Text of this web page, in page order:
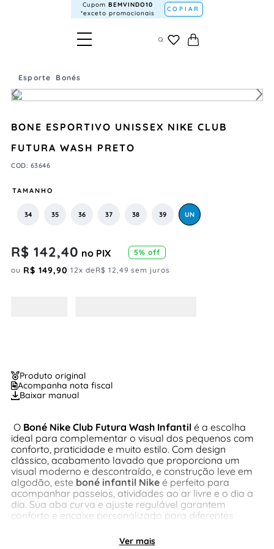
Cupom BEMVINDO10
*exceto promocionais
COPIAR
Esporte Bonés
BONE ESPORTIVO UNISSEX NIKE CLUB
FUTURA WASH PRETO
COD: 63646
TAMANHO
34 35 36 37 38 39 UN
R$ 142,40 no PIX 5% off
ou R$ 149,90 12x deR$ 12,49 sem juros
Produto original
Acompanha nota fiscal
Baixar manual
O Boné Nike Club Futura Wash Infantil é a escolha
ideal para complementar o visual dos pequenos com
conforto, praticidade e muito estilo. Com design
clássico, acabamento lavado que proporciona um
visual moderno e descontraído, e construção leve em
algodão, este boné infantil Nike é perfeito para
acompanhar passeios, atividades ao ar livre e o dia a
dia. Sua aba curva e ajuste regulável garantem
conforto e encaixe personalizado para diferentes
Ver mais